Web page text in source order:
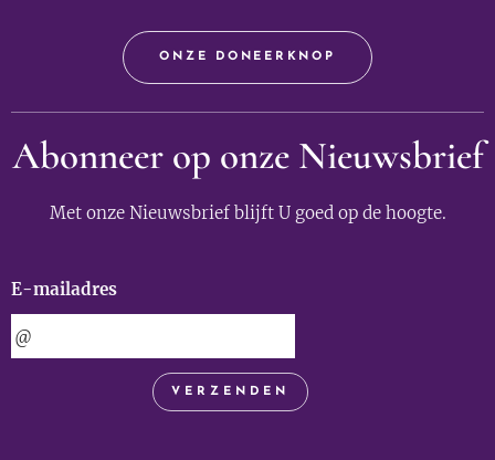
ONZE DONEERKNOP
Abonneer op onze Nieuwsbrief
Met onze Nieuwsbrief blijft U goed op de hoogte.
E-mailadres
VERZENDEN